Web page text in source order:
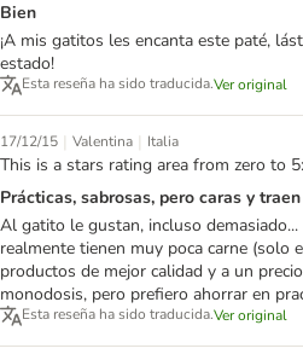
Bien
¡A mis gatitos les encanta este paté,
estado!
Esta reseña ha sido traducida.Ver original
17/12/15 | Valentina | Italia
This is a stars rating area from zero to
Prácticas, sabrosas, pero caras y
Al gatito le gustan, incluso
realmente tienen muy poca carne (solo
productos de mejor calidad y a un
monodosis, pero prefiero ahorrar en
Esta reseña ha sido traducida.Ver original